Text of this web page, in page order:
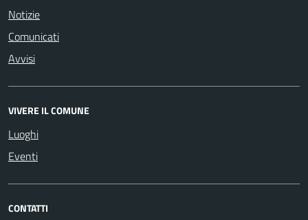
Notizie
Comunicati
Avvisi
VIVERE IL COMUNE
Luoghi
Eventi
CONTATTI